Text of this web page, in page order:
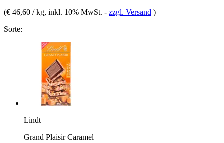
(€ 46,60 / kg, inkl. 10% MwSt. - zzgl. Versand )
Sorte:
Lindt
Grand Plaisir Caramel